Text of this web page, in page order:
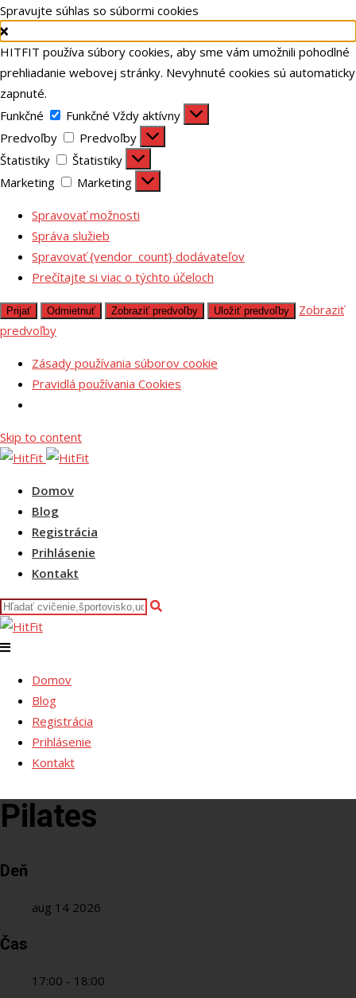
Spravujte súhlas so súbormi cookies
HITFIT používa súbory cookies, aby sme vám umožnili pohodlné
prehliadanie webovej stránky. Nevyhnuté cookies sú automaticky
zapnuté.
Funkčné
Funkčné Vždy aktívny
Predvoľby
Predvoľby
Štatistiky
Štatistiky
Marketing
Marketing
Spravovať možnosti
Správa služieb
Spravovať {vendor_count} dodávateľov
Prečítajte si viac o týchto účeloch
Prijať Odmietnuť Zobraziť predvoľby Uložiť predvoľby
Zobraziť
predvoľby
Zásady používania súborov cookie
Pravidlá používania Cookies
Skip to content
Domov
Blog
Registrácia
Prihlásenie
Kontakt
Domov
Blog
Registrácia
Prihlásenie
Kontakt
Pilates
Deň
aug 14 2026
Čas
17:00 - 18:00